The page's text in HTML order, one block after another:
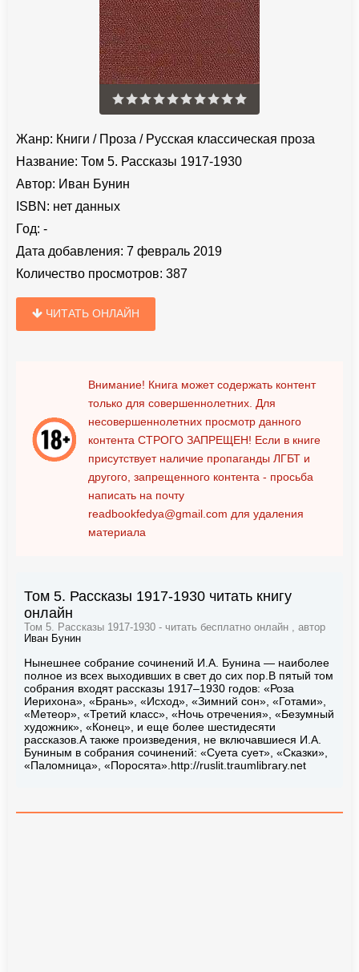
Жанр: Книги / Проза / Русская классическая проза
Название: Том 5. Рассказы 1917-1930
Автор: Иван Бунин
ISBN: нет данных
Год: -
Дата добавления: 7 февраль 2019
Количество просмотров: 387
ЧИТАТЬ ОНЛАЙН
Внимание! Книга может содержать контент
только для совершеннолетних. Для
несовершеннолетних просмотр данного
контента СТРОГО ЗАПРЕЩЕН! Если в книге
присутствует наличие пропаганды ЛГБТ и
другого, запрещенного контента - просьба
написать на почту
readbookfedya@gmail.com для удаления
материала
Том 5. Рассказы 1917-1930 читать книгу
онлайн
Том 5. Рассказы 1917-1930 - читать бесплатно онлайн , автор
Иван Бунин
Нынешнее собрание сочинений И.А. Бунина — наиболее
полное из всех выходивших в свет до сих пор.В пятый том
собрания входят рассказы 1917–1930 годов: «Роза
Иерихона», «Брань», «Исход», «Зимний сон», «Готами»,
«Метеор», «Третий класс», «Ночь отречения», «Безумный
художник», «Конец», и еще более шестидесяти
рассказов.А также произведения, не включавшиеся И.А.
Буниным в собрания сочинений: «Суета сует», «Сказки»,
«Паломница», «Поросята».http://ruslit.traumlibrary.net